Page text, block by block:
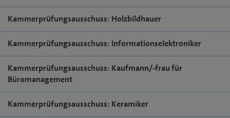
Kammerprüfungsausschuss: Holzbildhauer
Kammerprüfungsausschuss: Informationselektroniker
Kammerprüfungsausschuss: Kaufmann/-frau für
Büromanagement
Kammerprüfungsausschuss: Keramiker